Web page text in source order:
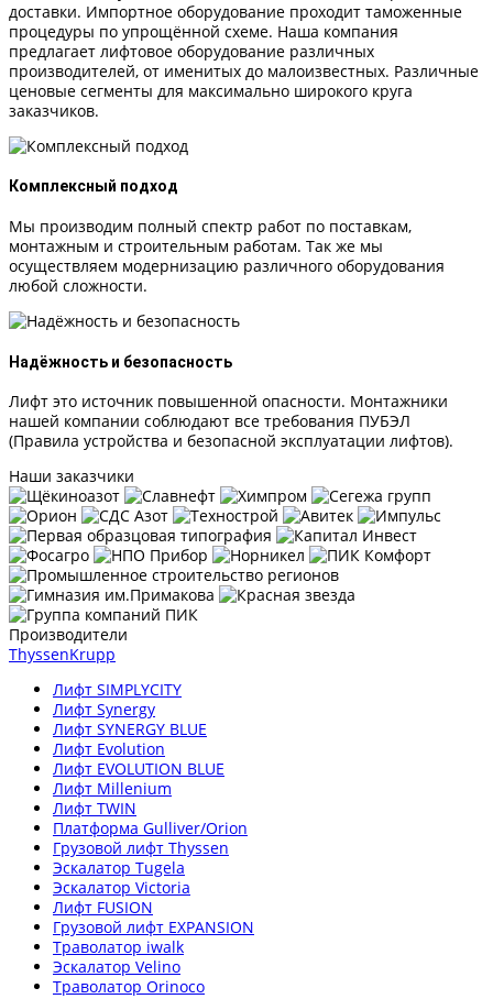
доставки. Импортное оборудование проходит таможенные
процедуры по упрощённой схеме. Наша компания
предлагает лифтовое оборудование различных
производителей, от именитых до малоизвестных. Различные
ценовые сегменты для максимально широкого круга
заказчиков.
Комплексный подход
Мы производим полный спектр работ по поставкам,
монтажным и строительным работам. Так же мы
осуществляем модернизацию различного оборудования
любой сложности.
Надёжность и безопасность
Лифт это источник повышенной опасности. Монтажники
нашей компании соблюдают все требования ПУБЭЛ
(Правила устройства и безопасной эксплуатации лифтов).
Наши заказчики
Производители
ThyssenKrupp
Лифт SIMPLYCITY
Лифт Synergy
Лифт SYNERGY BLUE
Лифт Evolution
Лифт EVOLUTION BLUE
Лифт Millenium
Лифт TWIN
Платформа Gulliver/Orion
Грузовой лифт Thyssen
Эскалатор Tugela
Эскалатор Victoria
Лифт FUSION
Грузовой лифт EXPANSION
Траволатор iwalk
Эскалатор Velino
Траволатор Orinoco